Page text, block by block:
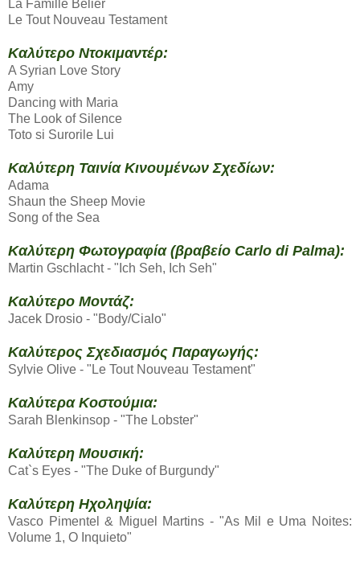
La Famille Belier
Le Tout Nouveau Testament
Καλύτερο Ντοκιμαντέρ:
A Syrian Love Story
Amy
Dancing with Maria
The Look of Silence
Toto si Surorile Lui
Καλύτερη Ταινία Κινουμένων Σχεδίων:
Adama
Shaun the Sheep Movie
Song of the Sea
Καλύτερη Φωτογραφία (βραβείο Carlo di Palma):
Martin Gschlacht - "Ich Seh, Ich Seh"
Καλύτερο Μοντάζ:
Jacek Drosio - "Body/Cialo"
Καλύτερος Σχεδιασμός Παραγωγής:
Sylvie Olive - "Le Tout Nouveau Testament"
Καλύτερα Κοστούμια:
Sarah Blenkinsop - "The Lobster"
Καλύτερη Μουσική:
Cat`s Eyes - "The Duke of Burgundy"
Καλύτερη Ηχοληψία:
Vasco Pimentel & Miguel Martins - "As Mil e Uma Noites:
Volume 1, O Inquieto"